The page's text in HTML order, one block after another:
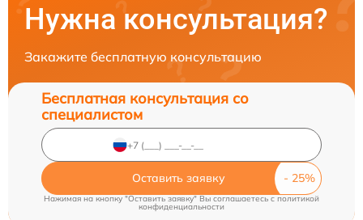
Нужна консультация?
Закажите бесплатную консультацию
Бесплатная консультация со
специалистом
Оставить заявку
Нажимая на кнопку "Оставить заявку" Вы соглашаетесь c политикой
конфиденциальности